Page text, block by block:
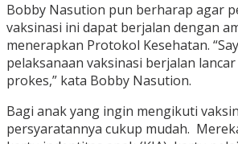
Bobby Nasution pun berharap agar
vaksinasi ini dapat berjalan dengan
menerapkan Protokol Kesehatan.
pelaksanaan vaksinasi berjalan
prokes,” kata Bobby Nasution.
Bagi anak yang ingin mengikuti
persyaratannya cukup mudah.